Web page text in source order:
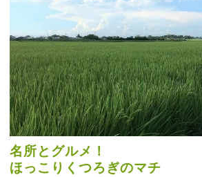
名所とグルメ！
ほっこりくつろぎのマチ